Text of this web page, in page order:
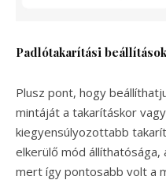
Padlótakarítási beállítások
Plusz pont, hogy
mintáját a takarításkor
kiegyensúlyozottabb
elkerülő mód állíthatósága,
mert így pontosabb volt a